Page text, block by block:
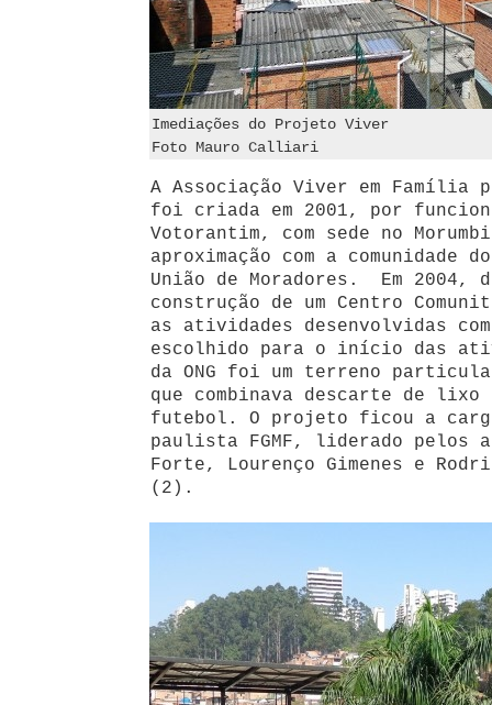
Imediações do Projeto Viver
Foto Mauro Calliari
A Associação Viver em Família
foi criada em 2001, por
Votorantim, com sede no
aproximação com a comunidade
União de Moradores. Em 2004,
construção de um Centro
as atividades desenvolvidas
escolhido para o início das
da ONG foi um terreno
que combinava descarte de lixo
futebol. O projeto ficou a
paulista FGMF, liderado pelos
Forte, Lourenço Gimenes e
(2).